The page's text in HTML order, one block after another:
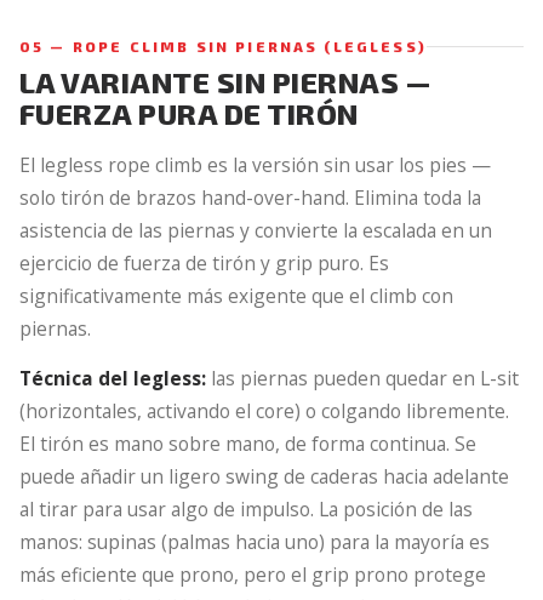
05 — ROPE CLIMB SIN PIERNAS (LEGLESS)
LA VARIANTE SIN PIERNAS —
FUERZA PURA DE TIRÓN
El legless rope climb es la versión sin usar los pies —
solo tirón de brazos hand-over-hand. Elimina toda la
asistencia de las piernas y convierte la escalada en un
ejercicio de fuerza de tirón y grip puro. Es
significativamente más exigente que el climb con
piernas.
Técnica del legless: las piernas pueden quedar en L-sit
(horizontales, activando el core) o colgando libremente.
El tirón es mano sobre mano, de forma continua. Se
puede añadir un ligero swing de caderas hacia adelante
al tirar para usar algo de impulso. La posición de las
manos: supinas (palmas hacia uno) para la mayoría es
más eficiente que prono, pero el grip prono protege